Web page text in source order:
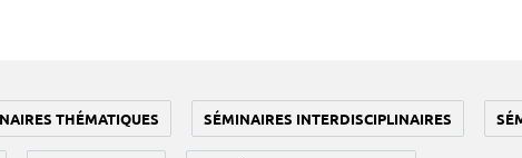
THÉMATIQUES SÉMINAIRES INTERDISCIPLINAIRES